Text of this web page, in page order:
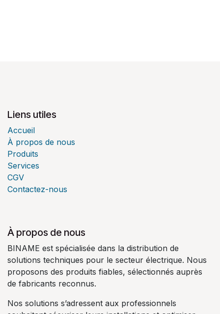
Liens utiles
Accueil
À propos de nous
Produits
Services
CGV
Contactez-nous
À propos de nous
BINAME est spécialisée dans la distribution de
solutions techniques pour le secteur électrique. Nous
proposons des produits fiables, sélectionnés auprès
de fabricants reconnus.
Nos solutions s’adressent aux professionnels